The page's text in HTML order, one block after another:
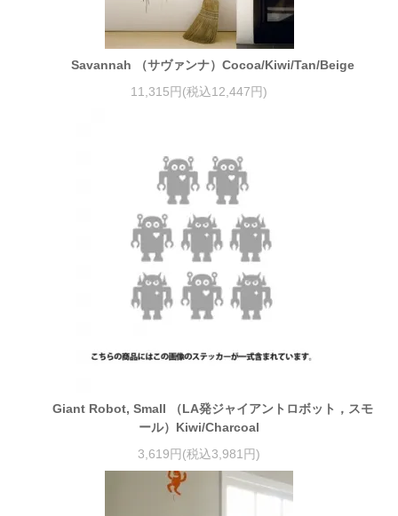
Savannah （サヴァンナ）Cocoa/Kiwi/Tan/Beige
11,315円(税込12,447円)
Giant Robot, Small （LA発ジャイアントロボット，スモ
ール）Kiwi/Charcoal
3,619円(税込3,981円)